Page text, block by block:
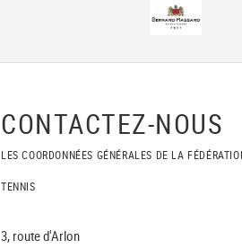
CONTACTEZ-NOUS
LES COORDONNÉES GÉNÉRALES DE LA
TENNIS
3, route d'Arlon